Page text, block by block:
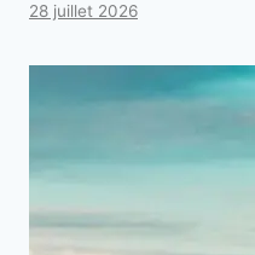
28 juillet 2026